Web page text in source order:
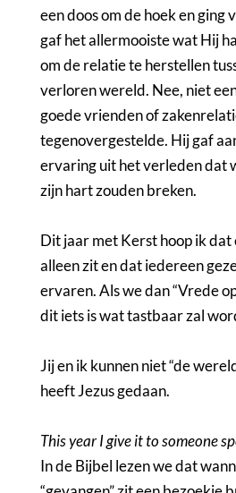
een doos om de hoek en ging
gaf het allermooiste wat Hij
om de relatie te herstellen
verloren wereld. Nee, niet
goede vrienden of
tegenovergestelde. Hij gaf
ervaring uit het verleden dat
zijn hart zouden breken.
Dit jaar met Kerst hoop ik dat
alleen zit en dat iedereen
ervaren. Als we dan “Vrede
dit iets is wat tastbaar zal
Jij en ik kunnen niet “de
heeft Jezus gedaan.
This year I give it to someone
In de Bijbel lezen we dat